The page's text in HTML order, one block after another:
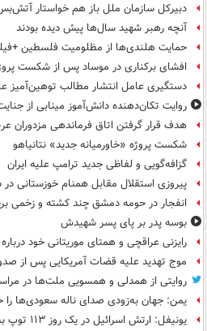
دبیرکل سازمان ملل باز هم خواستار
آنچه رهبر شهید سال‌ها پیش دیده بودند
حمایت هلندی‌ها از مظلومیت فلسطین
افشای برکناری در موساد پس از شکست
دستگیری عامل انتشار مطالب توهین‌آمیز
روایت تکان‌دهنده دانش‌آموز مینابی از
هدف قرار گرفتن اتاق‌ فرماندهی مزدوران
شکست پروژه «خاورمیانه جدید» نتانیاهو
گزافه‌گویی و لفاظی جدید ترامپ علیه ایران
پیروزی استقلال مقابل همنام خوزستانی در
انفجار در حومه دمشق چند کشته و زخمی
بوسه‌ پدر بر پای پسر شهیدش
رایزنی عراقچی و همتای موریتانی خود
موج تهدید علیه قضات آمریکایی پس از
روایتی از همدلی و همسویی ملت‌ها در
یمن: جهان به‌زودی صدای ناله سعودی‌ها را
یونیفل: ارتش اسرائیل در یک روز ۱۱۳ توپ به جنوب لبنان شلیک کرده است